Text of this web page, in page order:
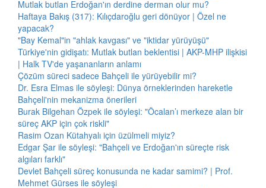
Mutlak butlan Erdoğan'ın derdine derman olur mu?
Haftaya Bakış (317): Kılıçdaroğlu geri dönüyor | Özel ne
yapacak?
"Bay Kemal"in "ahlak kavgası" ve "iktidar yürüyüşü"
Türkiye'nin gidişatı: Mutlak butlan beklentisi | AKP-MHP ilişkisi
| Halk TV'de yaşananların anlamı
Çözüm süreci sadece Bahçeli ile yürüyebilir mi?
Dr. Esra Elmas ile söyleşi: Dünya örneklerinden hareketle
Bahçeli'nin mekanizma önerileri
Burak Bilgehan Özpek ile söyleşi: "Öcalan’ı merkeze alan bir
süreç AKP için çok riskli"
Rasim Ozan Kütahyalı için üzülmeli miyiz?
Edgar Şar ile söyleşi: "Bahçeli ve Erdoğan'ın süreçte risk
algıları farklı"
Devlet Bahçeli süreç konusunda ne kadar samimi? | Prof.
Mehmet Gürses ile söyleşi